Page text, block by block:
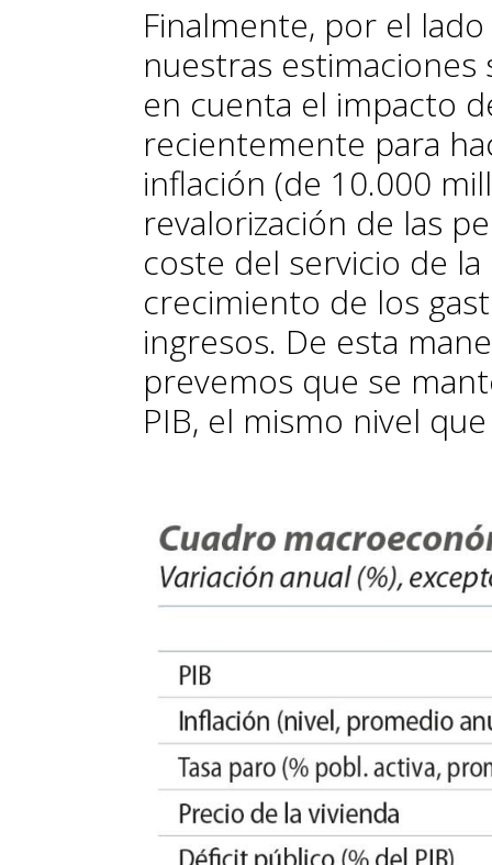
Finalmente, por el
nuestras
en cuenta el impacto
recientemente para
inflación (de 10.000
revalorización de las
coste del servicio de
crecimiento de los
ingresos. De esta
prevemos que se
PIB, el mismo nivel